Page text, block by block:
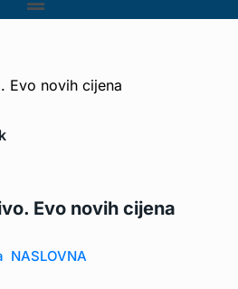
Evo novih cijena
NASLOVNA